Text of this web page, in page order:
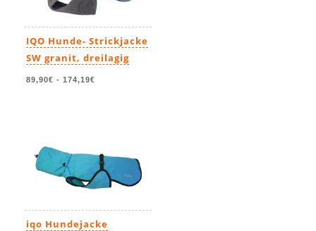
IQO Hunde- Strickjacke
SW granit, dreilagig
89,90€ - 174,19€
iqo Hundejacke